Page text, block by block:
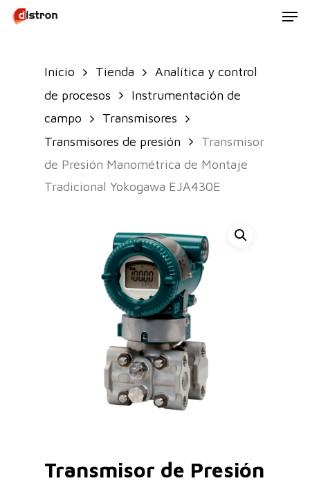
Skip
Inicio Tienda
Analítica y control
de procesos
Instrumentación de
campo
Transmisores
Transmisores de presión
Transmisor
de Presión Manométrica de Montaje
Tradicional Yokogawa EJA430E
Transmisor de Presión